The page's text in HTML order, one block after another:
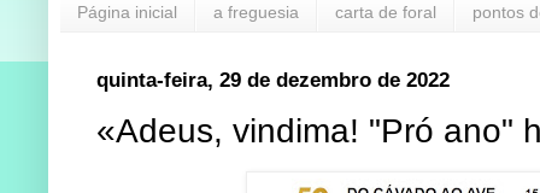
Página inicial a freguesia carta de foral pontos
quinta-feira, 29 de dezembro de 2022
«Adeus, vindima! "Pró ano"